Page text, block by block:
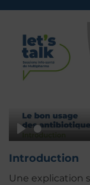
Play
Introduction
Une explication